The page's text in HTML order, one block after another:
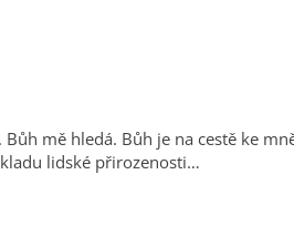
do základu lidské přirozenosti…